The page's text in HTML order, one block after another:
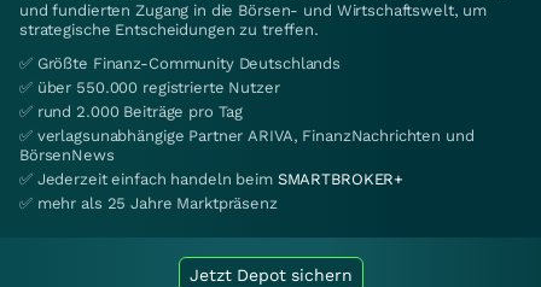
und fundierten Zugang in die Börsen- und Wirtschaftswelt, um
strategische Entscheidungen zu treffen.
✅ Größte Finanz-Community Deutschlands
✅ über 550.000 registrierte Nutzer
✅ rund 2.000 Beiträge pro Tag
✅ verlagsunabhängige Partner ARIVA, FinanzNachrichten und
BörsenNews
✅ Jederzeit einfach handeln beim SMARTBROKER+
✅ mehr als 25 Jahre Marktpräsenz
Jetzt Depot sichern